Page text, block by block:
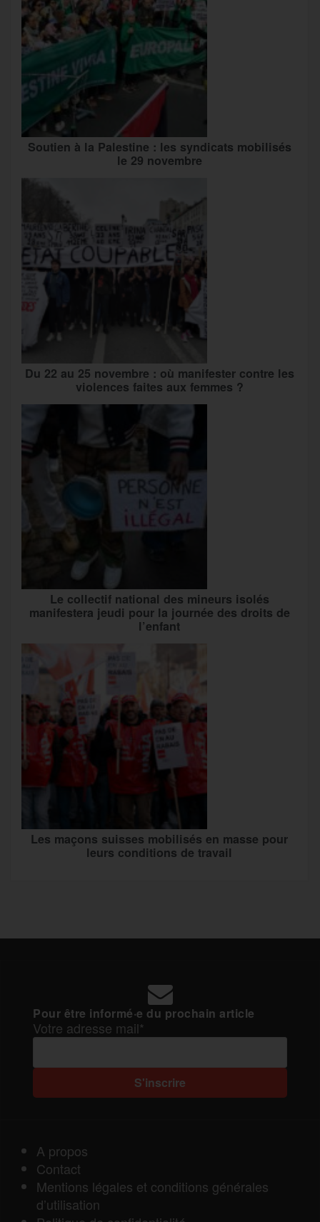
Soutien à la Palestine : les syndicats mobilisés
le 29 novembre
Du 22 au 25 novembre : où manifester contre les
violences faites aux femmes ?
Le collectif national des mineurs isolés
manifestera jeudi pour la journée des droits de
l’enfant
Les maçons suisses mobilisés en masse pour
leurs conditions de travail
Pour être informé·e du prochain article
Votre adresse mail*
A propos
Contact
Mentions légales et conditions générales
d’utilisation